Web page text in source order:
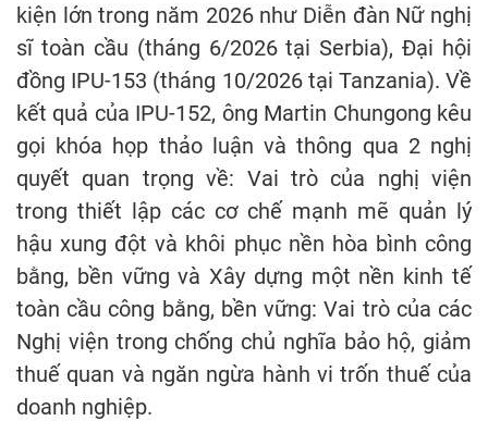
kiện lớn trong năm 2026 như Diễn đàn Nữ nghị
sĩ toàn cầu (tháng 6/2026 tại Serbia), Đại hội
đồng IPU-153 (tháng 10/2026 tại Tanzania). Về
kết quả của IPU-152, ông Martin Chungong kêu
gọi khóa họp thảo luận và thông qua 2 nghị
quyết quan trọng về: Vai trò của nghị viện
trong thiết lập các cơ chế mạnh mẽ quản lý
hậu xung đột và khôi phục nền hòa bình công
bằng, bền vững và Xây dựng một nền kinh tế
toàn cầu công bằng, bền vững: Vai trò của các
Nghị viện trong chống chủ nghĩa bảo hộ, giảm
thuế quan và ngăn ngừa hành vi trốn thuế của
doanh nghiệp.